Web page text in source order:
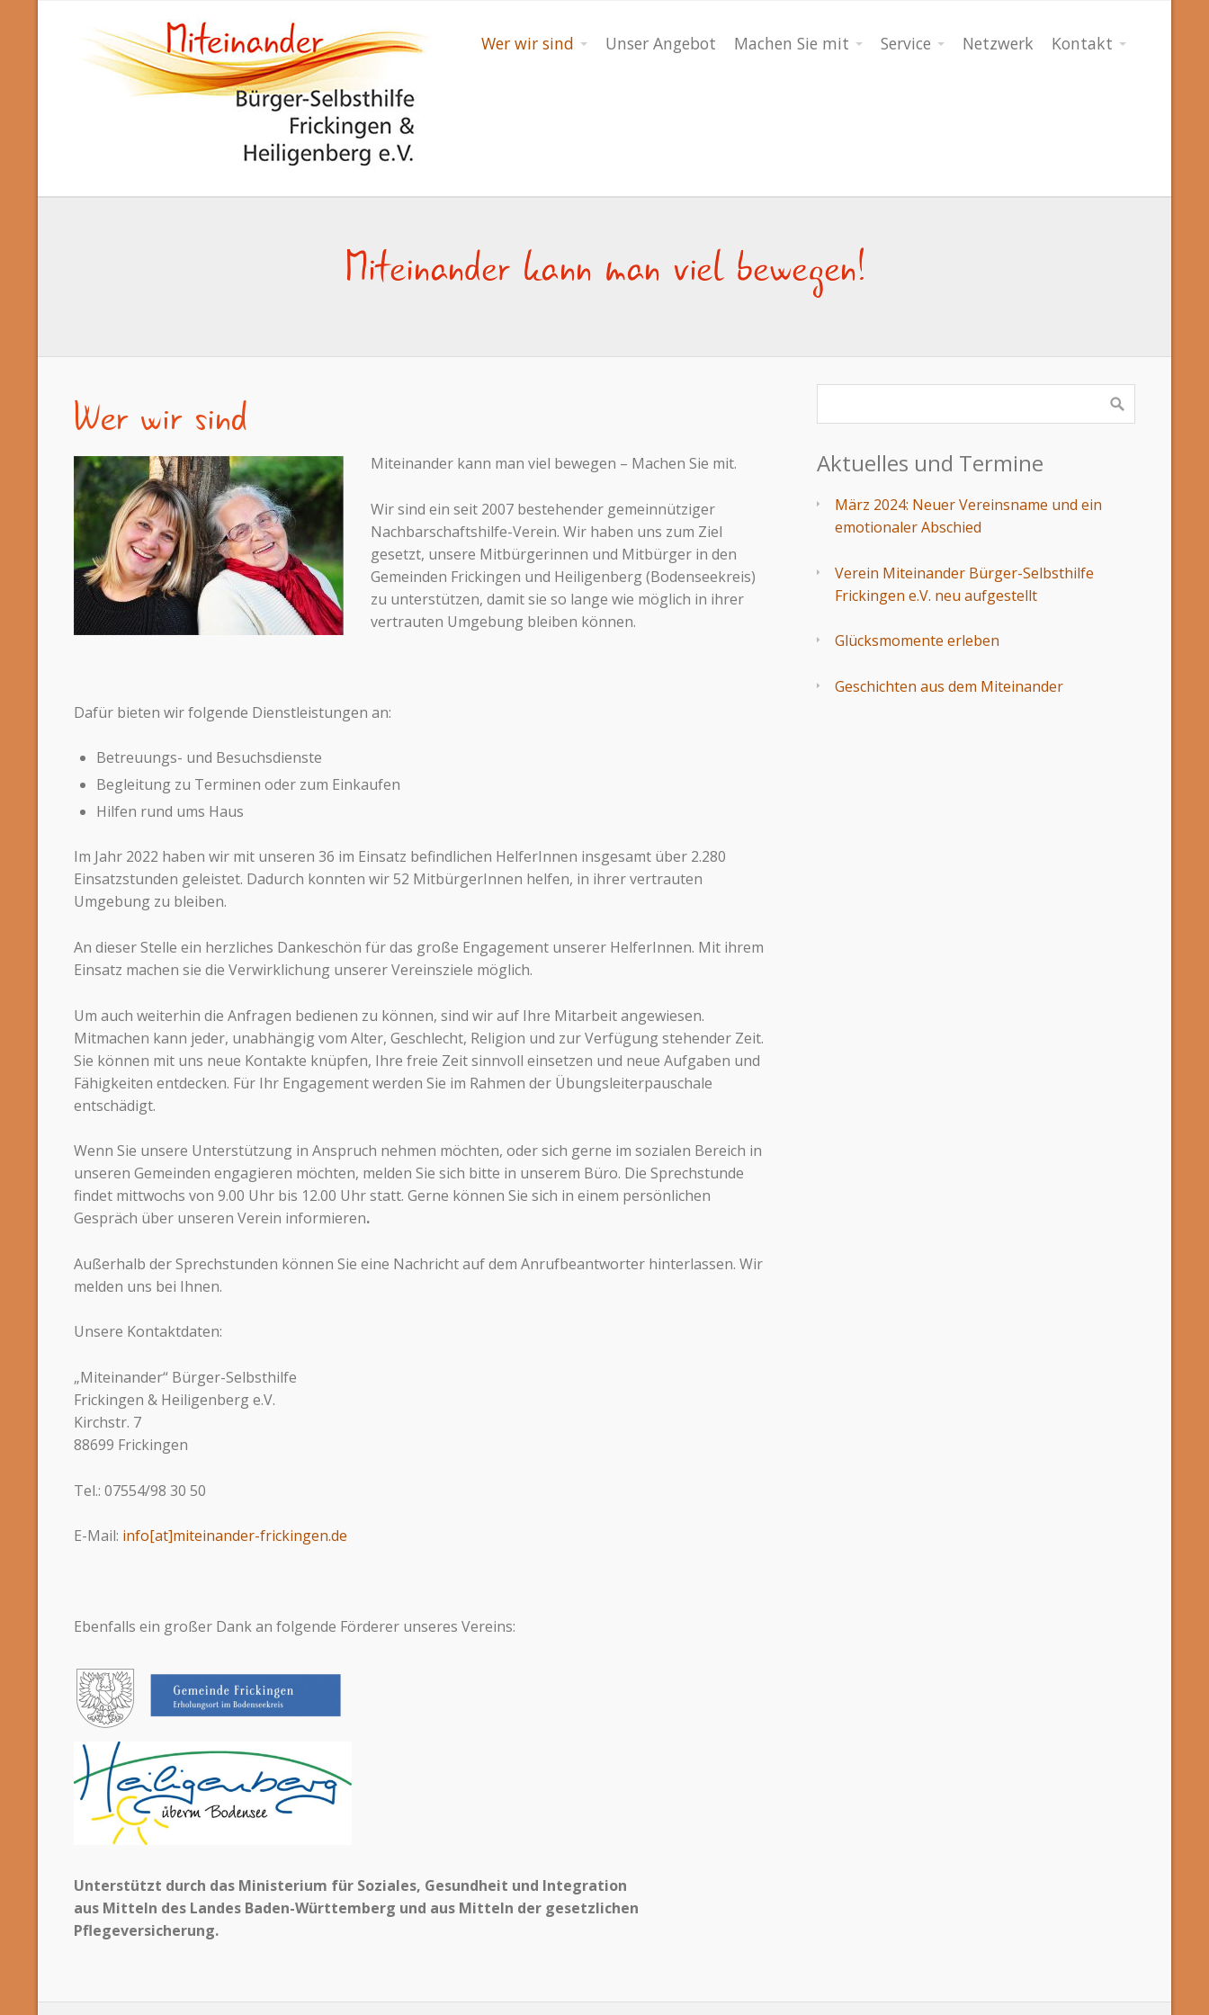
Wer wir sind Unser Angebot Machen Sie mit Service Netzwerk Kontakt
Wer wir sind
Miteinander kann man viel bewegen – Machen Sie mit.
Wir sind ein seit 2007 bestehender gemeinnütziger
Nachbarschaftshilfe-Verein. Wir haben uns zum Ziel
gesetzt, unsere Mitbürgerinnen und Mitbürger in den
Gemeinden Frickingen und Heiligenberg (Bodenseekreis)
zu unterstützen, damit sie so lange wie möglich in ihrer
vertrauten Umgebung bleiben können.
Dafür bieten wir folgende Dienstleistungen an:
Betreuungs- und Besuchsdienste
Begleitung zu Terminen oder zum Einkaufen
Hilfen rund ums Haus
Im Jahr 2022 haben wir mit unseren 36 im Einsatz befindlichen HelferInnen insgesamt über 2.280
Einsatzstunden geleistet. Dadurch konnten wir 52 MitbürgerInnen helfen, in ihrer vertrauten
Umgebung zu bleiben.
An dieser Stelle ein herzliches Dankeschön für das große Engagement unserer HelferInnen. Mit ihrem
Einsatz machen sie die Verwirklichung unserer Vereinsziele möglich.
Um auch weiterhin die Anfragen bedienen zu können, sind wir auf Ihre Mitarbeit angewiesen.
Mitmachen kann jeder, unabhängig vom Alter, Geschlecht, Religion und zur Verfügung stehender Zeit.
Sie können mit uns neue Kontakte knüpfen, Ihre freie Zeit sinnvoll einsetzen und neue Aufgaben und
Fähigkeiten entdecken. Für Ihr Engagement werden Sie im Rahmen der Übungsleiterpauschale
entschädigt.
Wenn Sie unsere Unterstützung in Anspruch nehmen möchten, oder sich gerne im sozialen Bereich in
unseren Gemeinden engagieren möchten, melden Sie sich bitte in unserem Büro. Die Sprechstunde
findet mittwochs von 9.00 Uhr bis 12.00 Uhr statt. Gerne können Sie sich in einem persönlichen
Gespräch über unseren Verein informieren.
Außerhalb der Sprechstunden können Sie eine Nachricht auf dem Anrufbeantworter hinterlassen. Wir
melden uns bei Ihnen.
Unsere Kontaktdaten:
„Miteinander“ Bürger-Selbsthilfe
Frickingen & Heiligenberg e.V.
Kirchstr. 7
88699 Frickingen
Tel.: 07554/98 30 50
E-Mail: info[at]miteinander-frickingen.de
Ebenfalls ein großer Dank an folgende Förderer unseres Vereins:
Unterstützt durch das Ministerium für Soziales, Gesundheit und Integration
aus Mitteln des Landes Baden-Württemberg und aus Mitteln der gesetzlichen
Pflegeversicherung.
Aktuelles und Termine
März 2024: Neuer Vereinsname und ein
emotionaler Abschied
Verein Miteinander Bürger-Selbsthilfe
Frickingen e.V. neu aufgestellt
Glücksmomente erleben
Geschichten aus dem Miteinander